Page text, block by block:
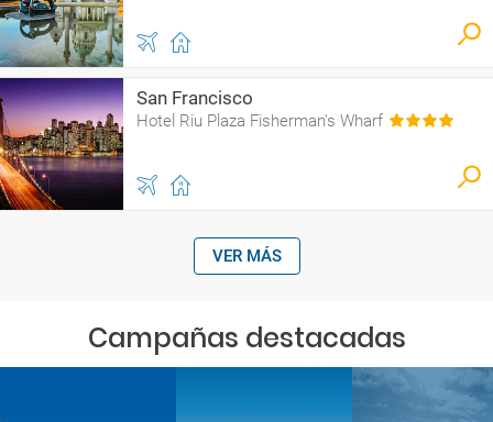
San Francisco
Hotel Riu Plaza Fisherman's Wharf
VER MÁS
Campañas destacadas